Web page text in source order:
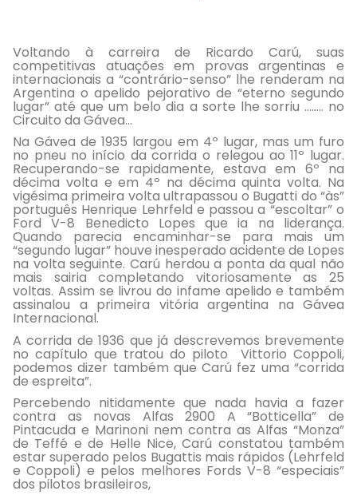
Voltando à carreira de Ricardo Carú, suas
competitivas atuações em provas argentinas e
internacionais a “contrário-senso” lhe renderam na
Argentina o apelido pejorativo de “eterno segundo
lugar” até que um belo dia a sorte lhe sorriu ........ no
Circuito da Gávea...
Na Gávea de 1935 largou em 4º lugar, mas um furo
no pneu no início da corrida o relegou ao 11º lugar.
Recuperando-se rapidamente, estava em 6º na
décima volta e em 4º na décima quinta volta. Na
vigésima primeira volta ultrapassou o Bugatti do “às”
português Henrique Lehrfeld e passou a “escoltar” o
Ford V-8 Benedicto Lopes que ia na liderança.
Quando parecia encaminhar-se para mais um
“segundo lugar” houve inesperado acidente de Lopes
na volta seguinte. Carú herdou a ponta da qual não
mais sairia completando vitoriosamente as 25
voltas. Assim se livrou do infame apelido e também
assinalou a primeira vitória argentina na Gávea
Internacional.
A corrida de 1936 que já descrevemos brevemente
no capítulo que tratou do piloto Vittorio Coppoli,
podemos dizer também que Carú fez uma “corrida
de espreita”.
Percebendo nitidamente que nada havia a fazer
contra as novas Alfas 2900 A “Botticella” de
Pintacuda e Marinoni nem contra as Alfas “Monza”
de Teffé e de Helle Nice, Carú constatou também
estar superado pelos Bugattis mais rápidos (Lehrfeld
e Coppoli) e pelos melhores Fords V-8 “especiais”
dos pilotos brasileiros,